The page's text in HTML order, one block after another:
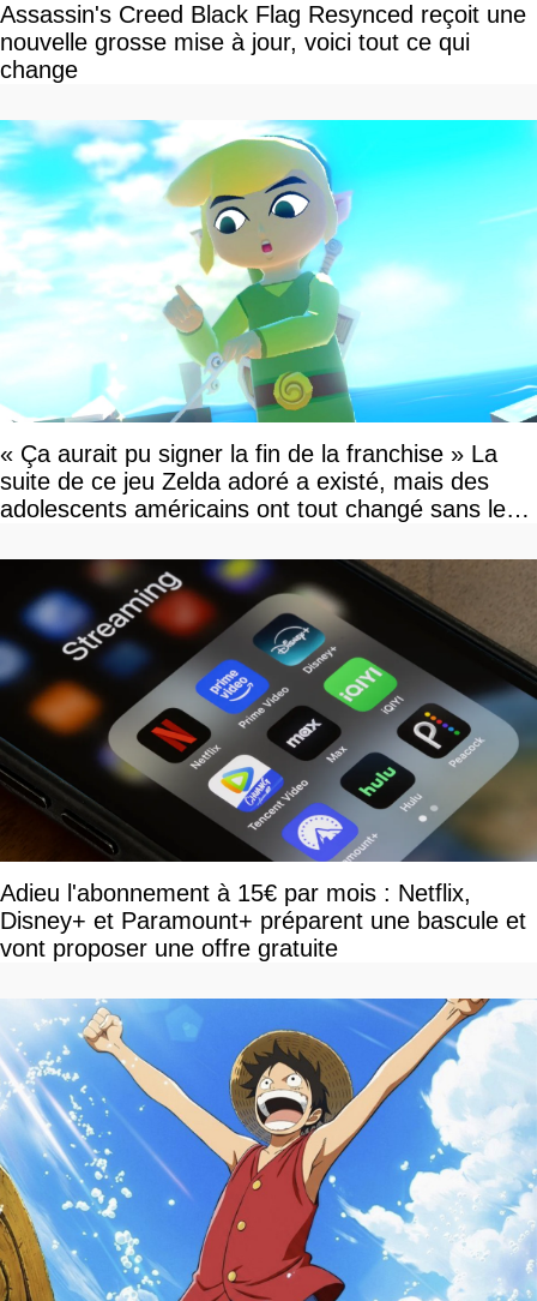
Assassin's Creed Black Flag Resynced reçoit une
nouvelle grosse mise à jour, voici tout ce qui
change
« Ça aurait pu signer la fin de la franchise » La
suite de ce jeu Zelda adoré a existé, mais des
adolescents américains ont tout changé sans le
Adieu l'abonnement à 15€ par mois : Netflix,
Disney+ et Paramount+ préparent une bascule et
vont proposer une offre gratuite